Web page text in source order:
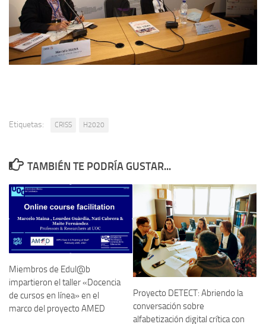
Etiquetas: CRISS H2020
TAMBIÉN TE PODRÍA GUSTAR...
Miembros de Edul@b
impartieron el taller «Docencia
de cursos en línea» en el
marco del proyecto AMED
Proyecto DETECT: Abriendo la
conversación sobre
alfabetización digital crítica con